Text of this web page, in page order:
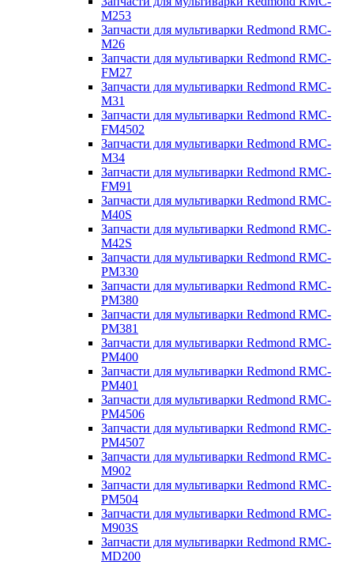
M253
Запчасти для мультиварки Redmond RMC-
M26
Запчасти для мультиварки Redmond RMC-
FM27
Запчасти для мультиварки Redmond RMC-
M31
Запчасти для мультиварки Redmond RMC-
FM4502
Запчасти для мультиварки Redmond RMC-
M34
Запчасти для мультиварки Redmond RMC-
FM91
Запчасти для мультиварки Redmond RMC-
M40S
Запчасти для мультиварки Redmond RMC-
M42S
Запчасти для мультиварки Redmond RMC-
PM330
Запчасти для мультиварки Redmond RMC-
PM380
Запчасти для мультиварки Redmond RMC-
PM381
Запчасти для мультиварки Redmond RMC-
PM400
Запчасти для мультиварки Redmond RMC-
PM401
Запчасти для мультиварки Redmond RMC-
PM4506
Запчасти для мультиварки Redmond RMC-
PM4507
Запчасти для мультиварки Redmond RMC-
M902
Запчасти для мультиварки Redmond RMC-
PM504
Запчасти для мультиварки Redmond RMC-
M903S
Запчасти для мультиварки Redmond RMC-
MD200